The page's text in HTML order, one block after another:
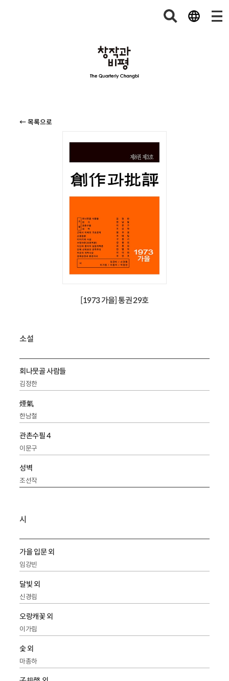
← 목록으로
[1973 가을] 통권 29호
소설
회나뭇골 사람들
김정한
煙氣
한남철
관촌수필 4
이문구
성벽
조선작
시
가을 입문 외
임강빈
달빛 외
신경림
오랑캐꽃 외
이가림
숯 외
마종하